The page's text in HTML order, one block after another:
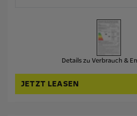
Details zu Verbrauch &
JETZT LEASEN